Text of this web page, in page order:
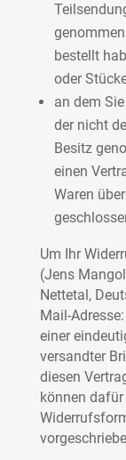
bestellt
oder
an dem
der nicht
Besitz
einen
Waren
Um Ihr
(Jens
Nettetal,
Mail-
einer
versandter
diesen
können